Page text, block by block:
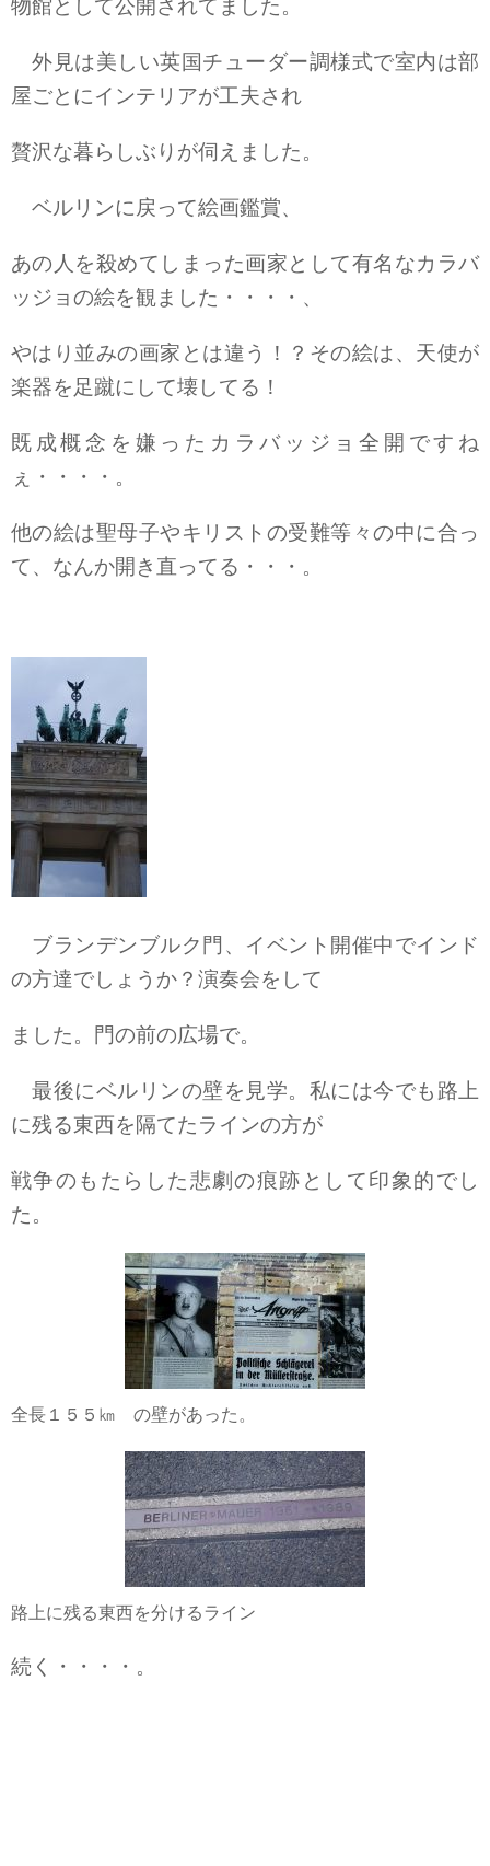
物館として公開されてました。
外見は美しい英国チューダー調様式で室内は部
屋ごとにインテリアが工夫され
贅沢な暮らしぶりが伺えました。
ベルリンに戻って絵画鑑賞、
あの人を殺めてしまった画家として有名なカラバ
ッジョの絵を観ました・・・・、
やはり並みの画家とは違う！？その絵は、天使が
楽器を足蹴にして壊してる！
既成概念を嫌ったカラバッジョ全開ですね
ぇ・・・・。
他の絵は聖母子やキリストの受難等々の中に合っ
て、なんか開き直ってる・・・。
ブランデンブルク門、イベント開催中でインド
の方達でしょうか？演奏会をして
ました。門の前の広場で。
最後にベルリンの壁を見学。私には今でも路上
に残る東西を隔てたラインの方が
戦争のもたらした悲劇の痕跡として印象的でし
た。
全長１５５㎞ の壁があった。
路上に残る東西を分けるライン
続く・・・・。